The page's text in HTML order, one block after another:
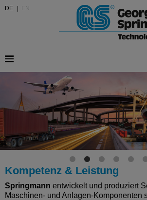
DE
Kompetenz & Leistung
Springmann entwickelt und produziert
Maschinen- und Anlagen-Komponenten